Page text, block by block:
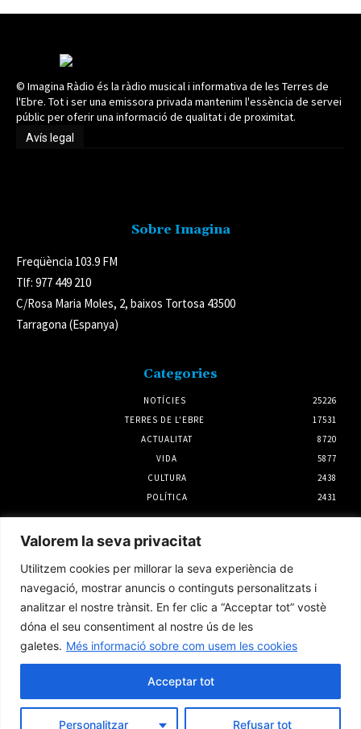
Valorem la seva privacitat
Utilitzem cookies per millorar la seva experiència de
navegació, mostrar anuncis o continguts personalitzats i
analitzar el nostre trànsit. En fer clic a “Acceptar tot” vostè
dóna el seu consentiment al nostre ús de les
galetes. Més informació sobre com usem les cookies
Personalitzar Refusar tot
Acceptar tot
© Imagina Ràdio és la ràdio musical i informativa de les Terres de
l'Ebre. Tot i ser una emissora privada mantenim l'essència de servei
públic per oferir una informació de qualitat i de proximitat.
Avís legal
Sobre Imagina
Freqüència 103.9 FM
Tlf: 977 449 210
C/Rosa Maria Moles, 2, baixos Tortosa 43500
Tarragona (Espanya)
Categories
NOTÍCIES
25226
TERRES DE L'EBRE
17531
ACTUALITAT
8720
VIDA
5877
CULTURA
2438
POLÍTICA
2431
SomRuralitats invertirà 3 milions d’euros
per impulsar la repoblació i la silvopastura a
les Terres de l’Ebre
6 agost 2026
Telefònica reforça la xarxa de cobertura en
290 punts de Tarragona, les Terres de l’Ebre
i Lleida per l’eclipsi solar
6 agost 2026